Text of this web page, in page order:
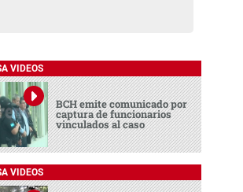
VIDEOS
BCH emite comunicado por
captura de funcionarios
vinculados al caso
VIDEOS